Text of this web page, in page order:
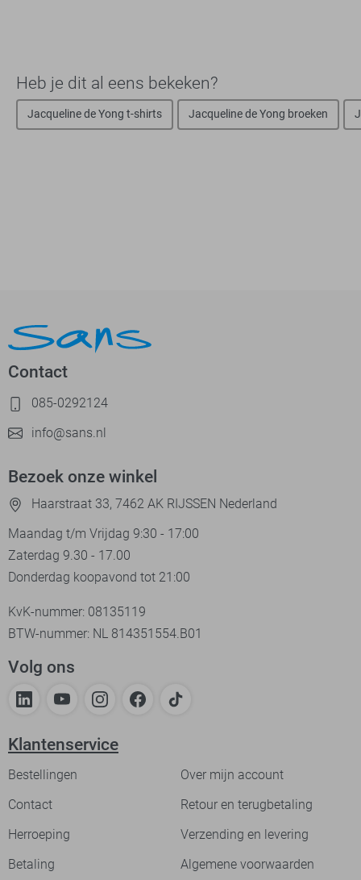
Heb je dit al eens bekeken?
Jacqueline de Yong t-shirts Jacqueline de Yong broeken
Contact
085-0292124
info@sans.nl
Bezoek onze winkel
Haarstraat 33, 7462 AK RIJSSEN Nederland
Maandag t/m Vrijdag 9:30 - 17:00
Zaterdag 9.30 - 17.00
Donderdag koopavond tot 21:00
KvK-nummer: 08135119
BTW-nummer: NL 814351554.B01
Volg ons
Klantenservice
Bestellingen
Over mijn account
Contact
Retour en terugbetaling
Herroeping
Verzending en levering
Betaling
Algemene voorwaarden